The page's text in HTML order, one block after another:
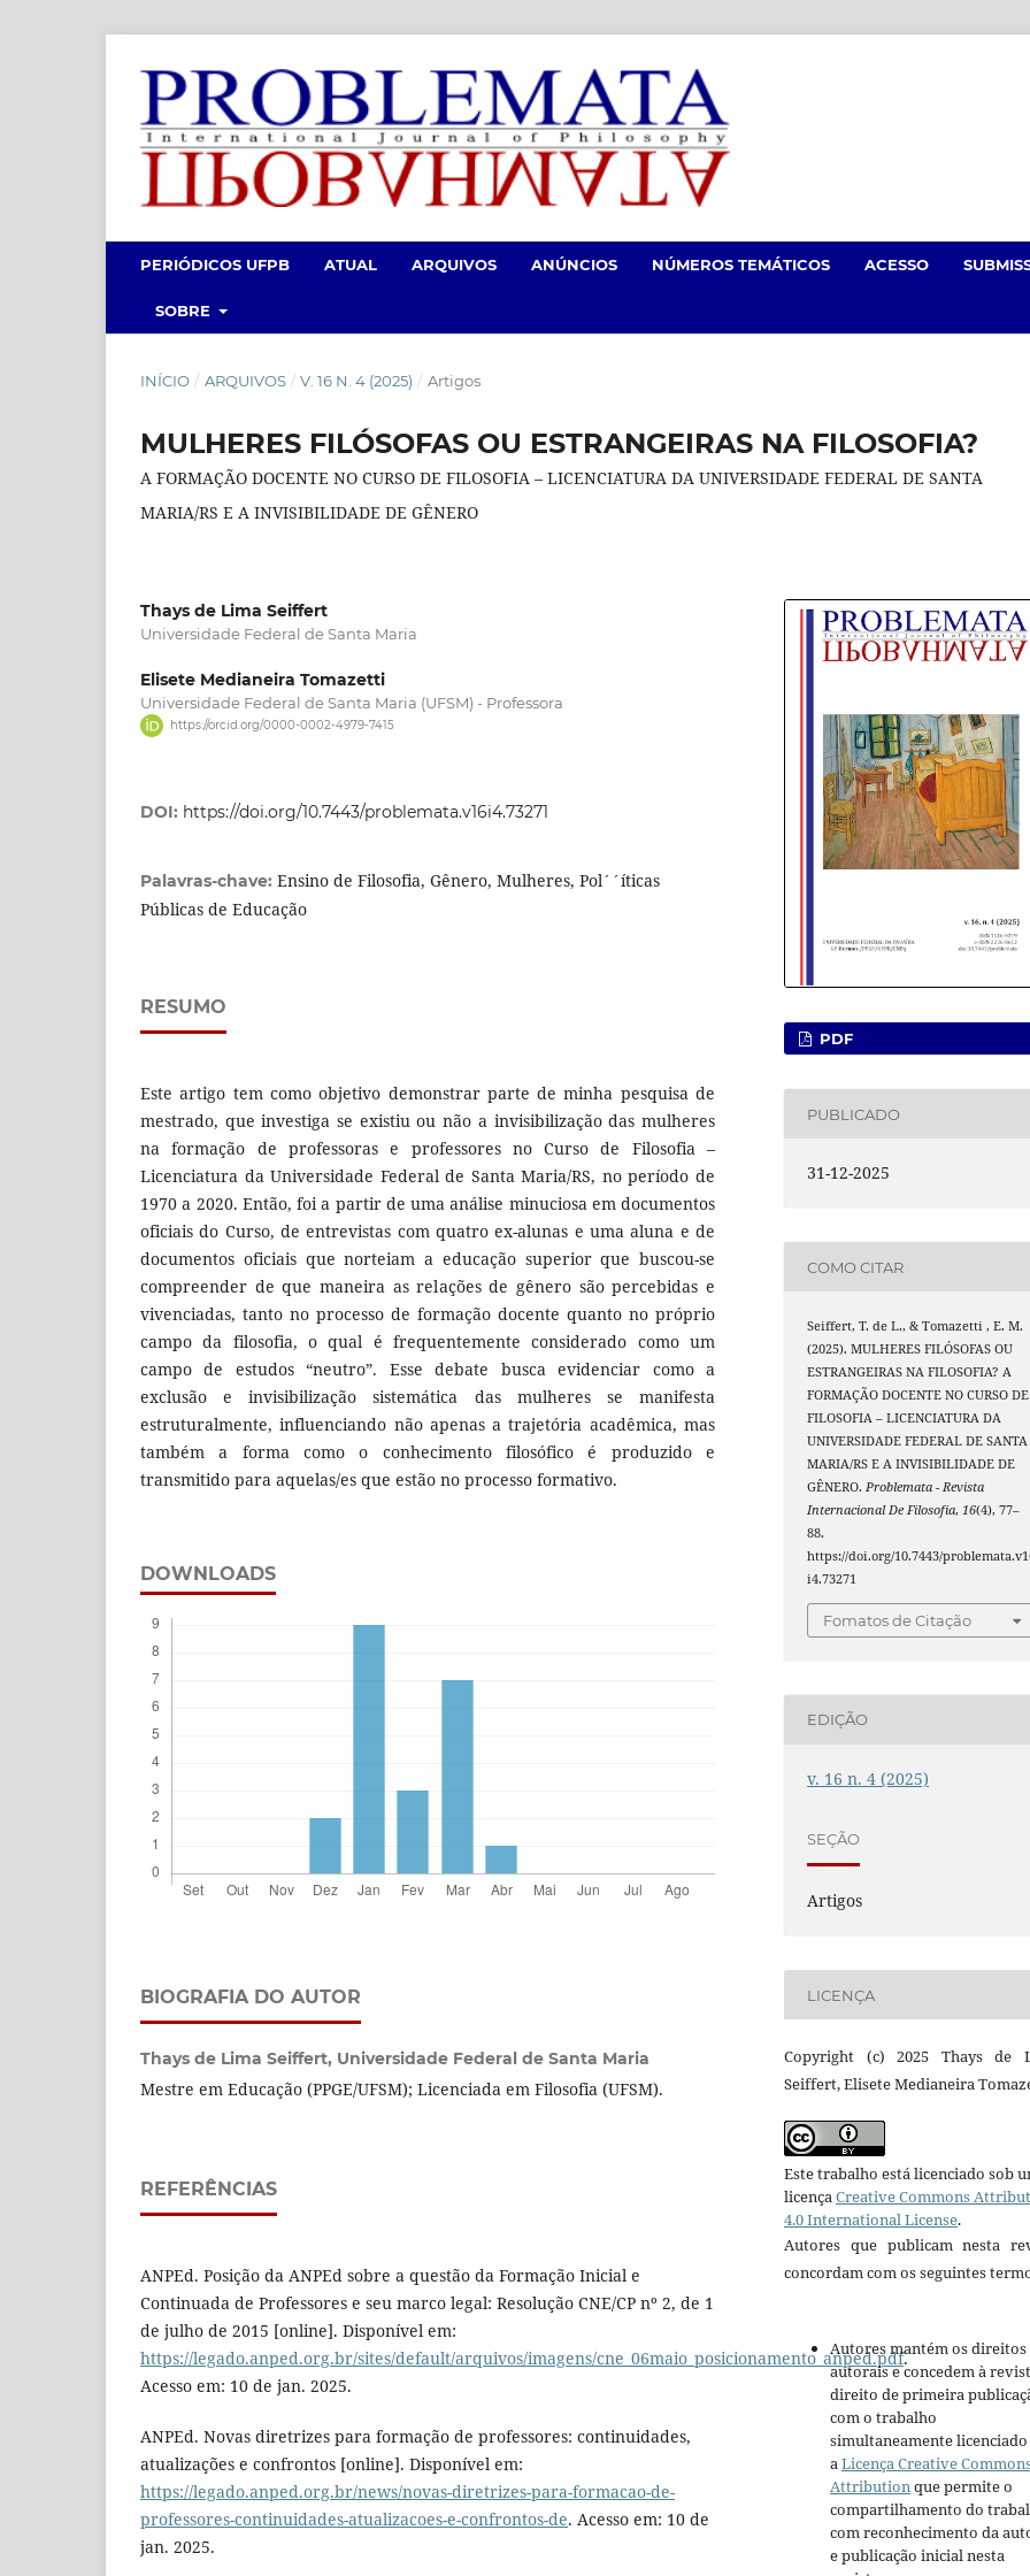
PERIÓDICOS UFPB ATUAL ARQUIVOS ANÚNCIOS NÚMEROS TEMÁTICOS ACESSO
SOBRE
INÍCIO / ARQUIVOS / V. 16 N. 4 (2025) / Artigos
MULHERES FILÓSOFAS OU ESTRANGEIRAS NA FILOSOFIA?
A FORMAÇÃO DOCENTE NO CURSO DE FILOSOFIA – LICENCIATURA DA UNIVERSIDADE FEDERAL DE SANTA
MARIA/RS E A INVISIBILIDADE DE GÊNERO
Thays de Lima Seiffert
Universidade Federal de Santa Maria
Elisete Medianeira Tomazetti
Universidade Federal de Santa Maria (UFSM) - Professora
https://orcid.org/0000-0002-4979-7415
DOI: https://doi.org/10.7443/problemata.v16i4.73271
Palavras-chave: Ensino de Filosofia, Gênero, Mulheres, Pol´´íticas
Públicas de Educação
RESUMO
Este artigo tem como objetivo demonstrar parte de minha pesquisa de
mestrado, que investiga se existiu ou não a invisibilização das mulheres
na formação de professoras e professores no Curso de Filosofia –
Licenciatura da Universidade Federal de Santa Maria/RS, no período de
1970 a 2020. Então, foi a partir de uma análise minuciosa em documentos
oficiais do Curso, de entrevistas com quatro ex-alunas e uma aluna e de
documentos oficiais que norteiam a educação superior que buscou-se
compreender de que maneira as relações de gênero são percebidas e
vivenciadas, tanto no processo de formação docente quanto no próprio
campo da filosofia, o qual é frequentemente considerado como um
campo de estudos “neutro”. Esse debate busca evidenciar como a
exclusão e invisibilização sistemática das mulheres se manifesta
estruturalmente, influenciando não apenas a trajetória acadêmica, mas
também a forma como o conhecimento filosófico é produzido e
transmitido para aquelas/es que estão no processo formativo.
DOWNLOADS
BIOGRAFIA DO AUTOR
Thays de Lima Seiffert, Universidade Federal de Santa Maria
Mestre em Educação (PPGE/UFSM); Licenciada em Filosofia (UFSM).
REFERÊNCIAS
ANPEd. Posição da ANPEd sobre a questão da Formação Inicial e
Continuada de Professores e seu marco legal: Resolução CNE/CP nº 2, de 1
de julho de 2015 [online]. Disponível em:
https://legado.anped.org.br/sites/default/arquivos/imagens/cne_06maio_posicionamento_anped.pdf.
Acesso em: 10 de jan. 2025.
ANPEd. Novas diretrizes para formação de professores: continuidades,
atualizações e confrontos [online]. Disponível em:
https://legado.anped.org.br/news/novas-diretrizes-para-formacao-de-
professores-continuidades-atualizacoes-e-confrontos-de. Acesso em: 10 de
jan. 2025.
PDF
PUBLICADO
31-12-2025
COMO CITAR
Seiffert, T. de L., & Tomazetti , E. M.
(2025). MULHERES FILÓSOFAS OU
ESTRANGEIRAS NA FILOSOFIA? A
FORMAÇÃO DOCENTE NO CURSO DE
FILOSOFIA – LICENCIATURA DA
UNIVERSIDADE FEDERAL DE SANTA
MARIA/RS E A INVISIBILIDADE DE
GÊNERO.Problemata - Revista
Internacional De Filosofia,16(4), 77–
88.
https://doi.org/10.7443/
i4.73271
Fomatos de Citação
EDIÇÃO
v. 16 n. 4 (2025)
SEÇÃO
Artigos
LICENÇA
Copyright (c) 2025 Thays de
Seiffert, Elisete Medianeira
Este trabalho está licenciado sob
licençaCreative Commons
4.0 International License.
Autores que publicam nesta
concordam com os seguintes
Autores mantém os direitos
autorais e concedem à
direito de primeira
com o trabalho
simultaneamente
aLicença Creative
Attributionque permite o
compartilhamento do
com reconhecimento da
e publicação inicial nesta